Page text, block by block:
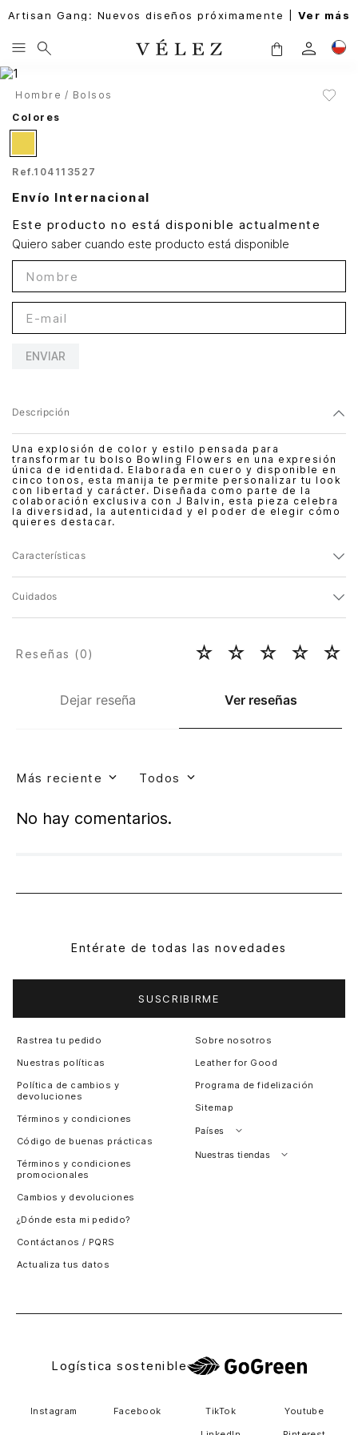
Artisan Gang: Nuevos diseños próximamente | Ver más
Hombre
Bolsos
Colores
Ref.104113527
Envío Internacional
Este producto no está disponible actualmente
Quiero saber cuando este producto está disponible
ENVIAR
Descripción
Una explosión de color y estilo pensada para
transformar tu bolso Bowling Flowers en una expresión
única de identidad. Elaborada en cuero y disponible en
cinco tonos, esta manija te permite personalizar tu look
con libertad y carácter. Diseñada como parte de la
colaboración exclusiva con J Balvin, esta pieza celebra
la diversidad, la autenticidad y el poder de elegir cómo
quieres destacar.
Características
Cuidados
Dejar reseña Ver reseñas
Reseñas (0) ☆ ☆ ☆ ☆ ☆
Más reciente Todos
No hay comentarios.
Entérate de todas las novedades
SUSCRIBIRME
Rastrea tu pedido
Nuestras políticas
Política de cambios y
devoluciones
Términos y condiciones
Código de buenas prácticas
Términos y condiciones
promocionales
Cambios y devoluciones
¿Dónde esta mi pedido?
Contáctanos / PQRS
Actualiza tus datos
Sobre nosotros
Leather for Good
Programa de fidelización
Sitemap
Países
Perú
Nuestras tiendas
Logística sostenible
Instagram Facebook TikTok Youtube